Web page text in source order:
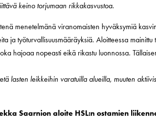
keino torjumaan rikkakasvustoa.
menetelmänä viranomaisten hyväksymiä
ja työturvallisuusmääräyksiä. Aloitteessa
hajoaa nopeasti eikä rikastu luonnossa.
lasten leikkeihin varatuilla alueilla, muuten
Saarnion aloite HSL:n ostamien